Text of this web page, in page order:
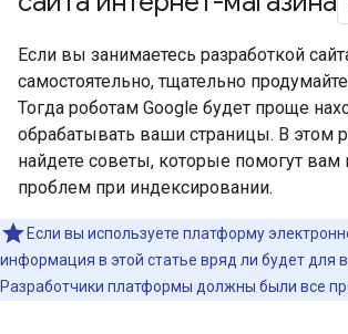
Если вы занимаетесь разработкой
самостоятельно, тщательно продумайте
Тогда роботам Google будет проще
обрабатывать ваши страницы. В этом
найдете советы, которые помогут вам
проблем при индексировании.
Если вы используете платформу
информация в этой статье вряд ли будет для
Разработчики платформы должны были все